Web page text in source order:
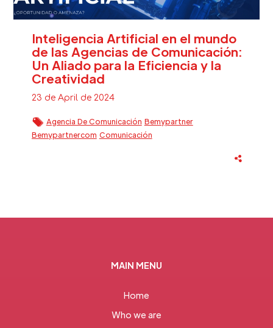
Inteligencia Artificial en el mundo
de las Agencias de Comunicación:
Un Aliado para la Eficiencia y la
Creatividad
23 de April de 2024
Agencia De Comunicación Bemypartner
Bemypartnercom Comunicación
MAIN MENU
Home
Who we are